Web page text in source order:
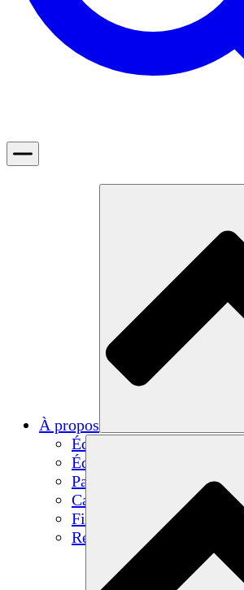
À propos
Équipe
Équipe
Partenaires
Carrières
Finances
Resources